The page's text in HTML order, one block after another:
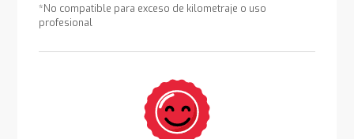
*No compatible para exceso de kilometraje o uso
profesional